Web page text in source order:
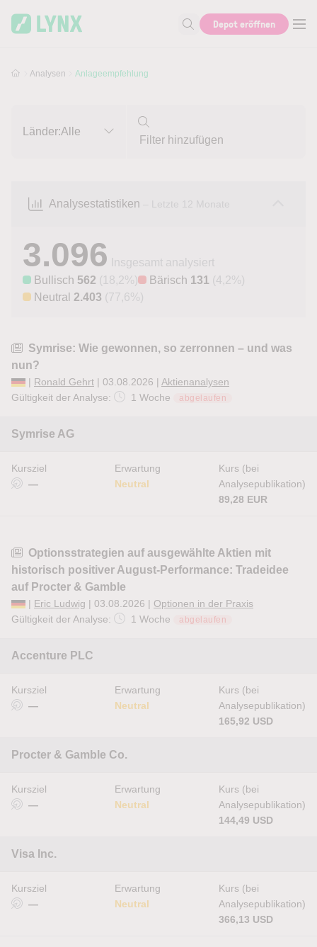
Suche nach Aktie, Autor...
Depot eröffnen
Analysen Anlageempfehlung
Länder:Alle
Analysestatistiken – Letzte 12 Monate
3.096
Insgesamt analysiert
Bullisch 562 (18,2%) Bärisch 131 (4,2%)
Neutral 2.403 (77,6%)
Symrise: Wie gewonnen, so zerronnen – und was
nun?
| Ronald Gehrt | 03.08.2026 | Aktienanalysen
Gültigkeit der Analyse:
1 Woche abgelaufen
Symrise AG
Kursziel
—
Erwartung
Neutral
Kurs (bei
Analysepublikation)
89,28 EUR
Optionsstrategien auf ausgewählte Aktien mit
historisch positiver August-Performance: Tradeidee
auf Procter & Gamble
| Eric Ludwig | 03.08.2026 | Optionen in der Praxis
Gültigkeit der Analyse:
1 Woche abgelaufen
Accenture PLC
Kursziel
—
Erwartung
Neutral
Kurs (bei
Analysepublikation)
165,92 USD
Procter & Gamble Co.
Kursziel
—
Erwartung
Neutral
Kurs (bei
Analysepublikation)
144,49 USD
Visa Inc.
Kursziel
—
Erwartung
Neutral
Kurs (bei
Analysepublikation)
366,13 USD